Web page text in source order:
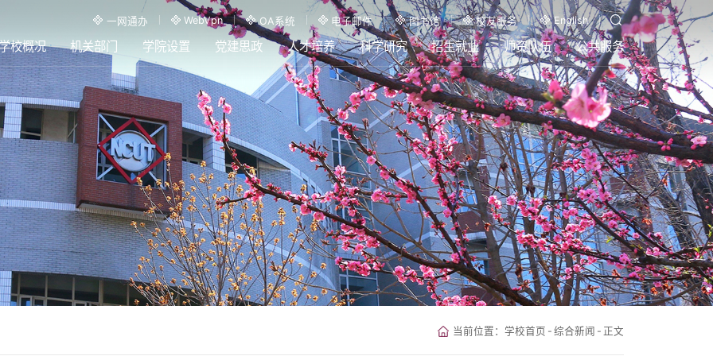
一网通办 WebVpn OA系统 电子邮件 图书馆 校友服务 English
校概况 机关部门 学院设置 党建思政 人才培养 科学研究 招生就业 师资队伍 公共服务
当前位置： 学校首页 - 综合新闻 - 正文